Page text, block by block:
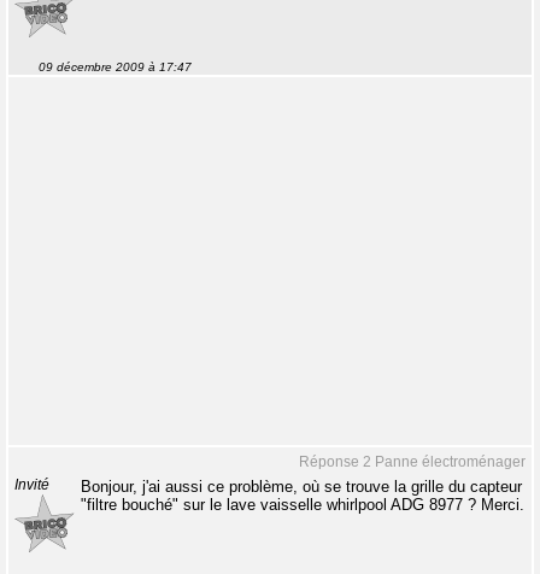
09 décembre 2009 à 17:47
Réponse 2 Panne électroménager
Invité
Bonjour, j'ai aussi ce problème, où se trouve la grille du capteur
"filtre bouché" sur le lave vaisselle whirlpool ADG 8977 ? Merci.